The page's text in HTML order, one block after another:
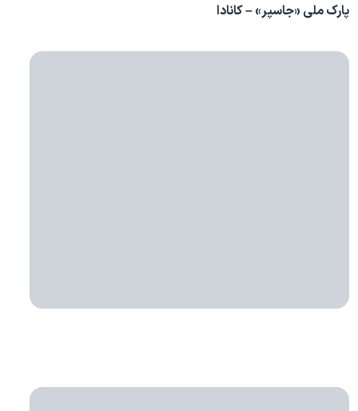
پارک ملی «جاسپر» – کانادا